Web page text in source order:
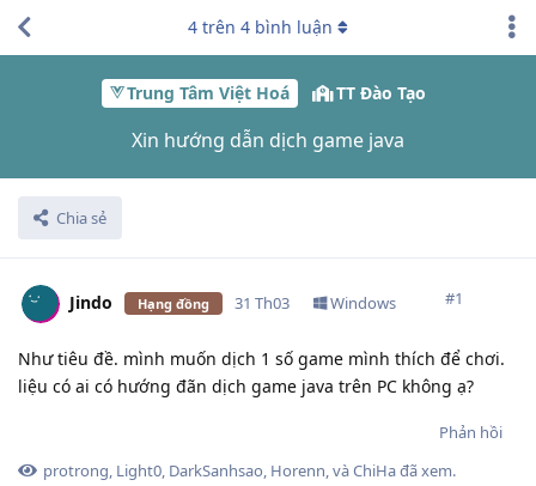
Trung Tâm Việt Hoá TT Đào Tạo
Xin hướng dẫn dịch game java
Chia sẻ
4 trên 4 bình luận
Jindo Hạng đồng 31 Th03 #1
Windows
Như tiêu đề. mình muốn dịch 1 số game mình thích để chơi.
liệu có ai có hướng đãn dịch game java trên PC không ạ?
Phản hồi
protrong, Light0, DarkSanhsao, Horenn, vàChiHađã xem.